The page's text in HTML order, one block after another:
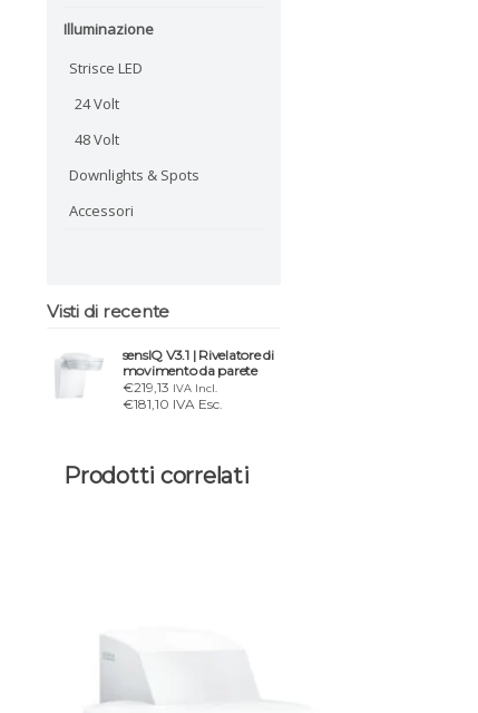
Illuminazione
Strisce LED
24 Volt
48 Volt
Downlights & Spots
Accessori
Visti di recente
sensIQ V3.1 | Rivelatore di
movimento da parete
€219,13 IVA Incl.
€181,10 IVA Esc.
Prodotti correlati